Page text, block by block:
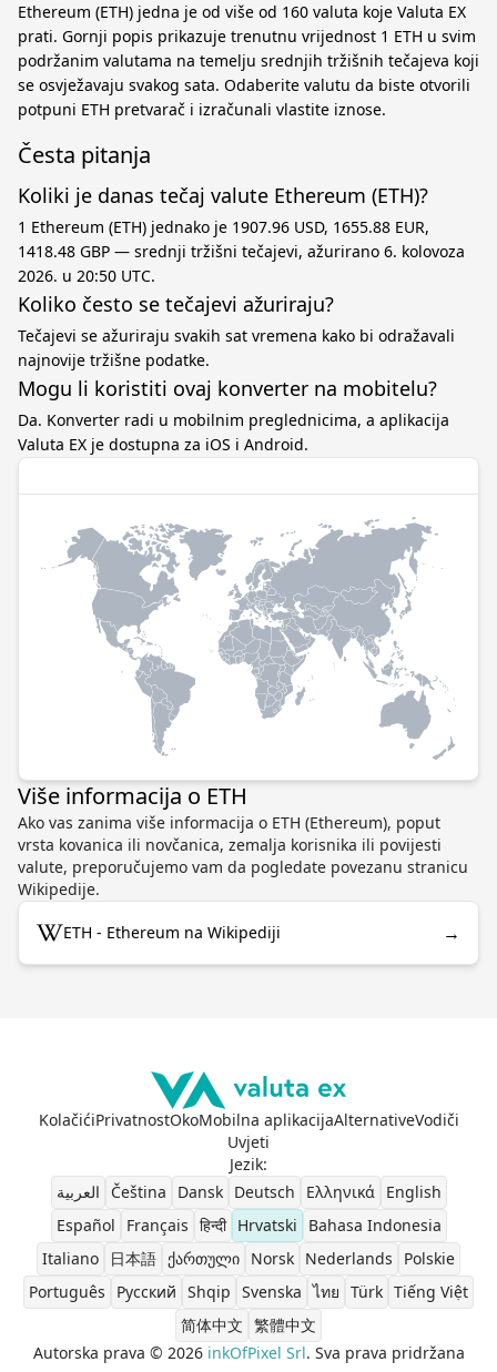
Ethereum (ETH) jedna je od više od 160 valuta koje Valuta EX
prati. Gornji popis prikazuje trenutnu vrijednost 1 ETH u svim
podržanim valutama na temelju srednjih tržišnih tečajeva koji
se osvježavaju svakog sata. Odaberite valutu da biste otvorili
potpuni ETH pretvarač i izračunali vlastite iznose.
Česta pitanja
Koliki je danas tečaj valute Ethereum (ETH)?
1 Ethereum (ETH) jednako je 1907.96 USD, 1655.88 EUR,
1418.48 GBP — srednji tržišni tečajevi, ažurirano 6. kolovoza
2026. u 20:50 UTC.
Koliko često se tečajevi ažuriraju?
Tečajevi se ažuriraju svakih sat vremena kako bi odražavali
najnovije tržišne podatke.
Mogu li koristiti ovaj konverter na mobitelu?
Da. Konverter radi u mobilnim preglednicima, a aplikacija
Valuta EX je dostupna za iOS i Android.
Više informacija o ETH
Ako vas zanima više informacija o ETH (Ethereum), poput
vrsta kovanica ili novčanica, zemalja korisnika ili povijesti
valute, preporučujemo vam da pogledate povezanu stranicu
Wikipedije.
ETH - Ethereum na Wikipediji →
KolačićiPrivatnostOkoMobilna aplikacijaAlternativeVodiči
Uvjeti
Jezik:
العربية
Čeština Dansk Deutsch Ελληνικά
English
Español
Français हिन्दी Hrvatski
Bahasa Indonesia
Italiano
日本語 ქართული Norsk Nederlands
Polskie
Português
Pусский Shqip Svenska ไทย Türk Tiếng Việt
简体中文 繁體中文
Autorska prava © 2026 inkOfPixel Srl. Sva prava pridržana